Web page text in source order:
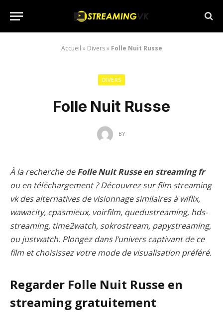
Accueil » Divers» Folle Nuit Russe
DIVERS
Folle Nuit Russe
BY
À la recherche deFolle Nuit Russe en streaming fr
ou en téléchargement ? Découvrez sur film streaming
vk des alternatives de visionnage similaires à wiflix,
wawacity, cpasmieux, voirfilm, quedustreaming, hds-
streaming, time2watch, sokrostream, papystreaming,
ou justwatch. Plongez dans l’univers captivant de ce
film et choisissez votre mode de visualisation préféré.
Regarder Folle Nuit Russe en
streaming gratuitement